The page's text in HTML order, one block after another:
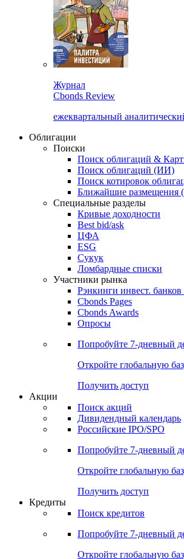
Журнал
Cbonds Review
ежеквартальный
Облигации
Поиски
Поиск облигаций &
Поиск облигаций (ИИ)
Поиск котировок
Ближайшие размещения
Специальные разделы
Кривые доходности
Best bid/ask
ЦФА
ESG
Сукук
Ломбардные списки
Участники рынка
Рэнкинги инвест. банков
Cbonds Pages
Cbonds Awards
Опросы
Попробуйте7-дневный
Откройте глобальную
Получить доступ
Акции
Поиск акций
Дивидендный календарь
Российские IPO/SPO
Попробуйте7-дневный
Откройте глобальную
Получить доступ
Кредиты
Поиск кредитов